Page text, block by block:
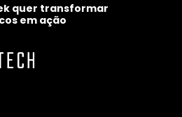
quer transformar
em ação